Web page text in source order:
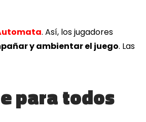
. Así, los jugadores
y ambientar el juego. Las
para todos